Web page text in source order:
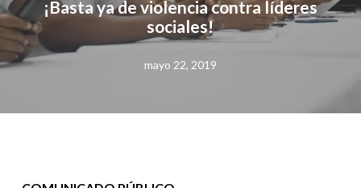
¡Basta ya de violencia contra líderes
sociales!
mayo 22, 2019